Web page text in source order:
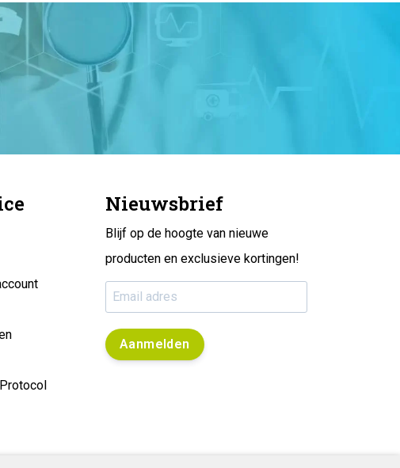
Nieuwsbrief
Blijf op de hoogte van nieuwe
producten en exclusieve kortingen!
Aanmelden